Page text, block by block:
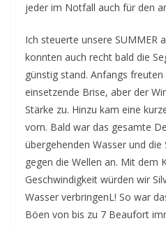
jeder im Notfall auch für den
Ich steuerte unsere SUMMER
konnten auch recht bald die
günstig stand. Anfangs
einsetzende Brise, aber der
Stärke zu. Hinzu kam eine
vorn. Bald war das gesamte
übergehenden Wasser und
gegen die Wellen an. Mit dem
Geschwindigkeit würden wir
Wasser verbringenL! So war
Böen von bis zu 7 Beaufort